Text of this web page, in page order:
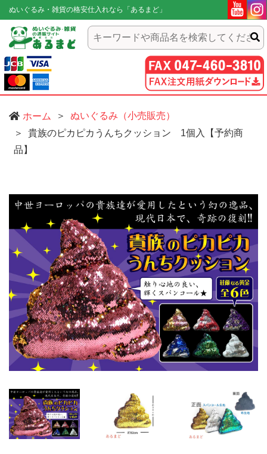
ぬいぐるみ・雑貨の格安仕入れなら「あるまど」
ホーム
ぬいぐるみ（小売販売）
貴族のピカピカうんちクッション 1個入【予約商
品】